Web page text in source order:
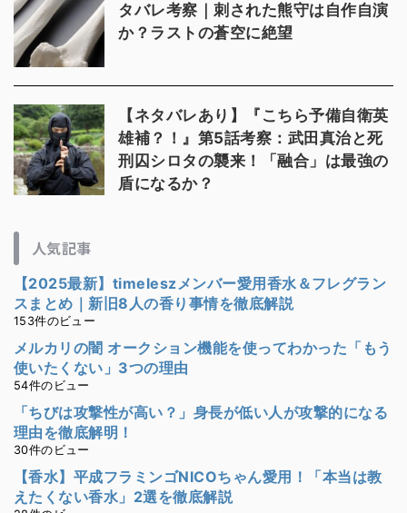
タバレ考察｜刺された熊守は自作自演
か？ラストの蒼空に絶望
【ネタバレあり】『こちら予備自衛英
雄補？！』第5話考察：武田真治と死
刑囚シロタの襲来！「融合」は最強の
盾になるか？
人気記事
【2025最新】timeleszメンバー愛用香水＆フレグラン
スまとめ｜新旧8人の香り事情を徹底解説
153件のビュー
メルカリの闇 オークション機能を使ってわかった「もう
使いたくない」3つの理由
54件のビュー
「ちびは攻撃性が高い？」身長が低い人が攻撃的になる
理由を徹底解明！
30件のビュー
【香水】平成フラミンゴNICOちゃん愛用！「本当は教
えたくない香水」2選を徹底解説